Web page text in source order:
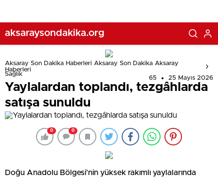
aksaraysondakika.org
Aksaray Son Dakika Haberleri Aksaray Son Dakika Aksaray
Haberleri
Sağlık
65 25 Mayıs 2026
Yaylalardan toplandı, tezgâhlarda
satışa sunuldu
0 0
Doğu Anadolu Bölgesi’nin yüksek rakımlı yaylalarında